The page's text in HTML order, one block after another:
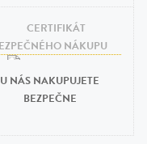
U NÁS NAKUPUJETE
BEZPEČNE